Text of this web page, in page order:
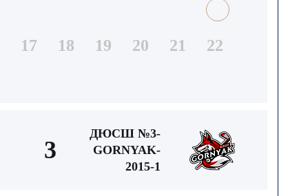
17 18 19 20 21
22
3
ДЮСШ №3-
GORNYAK-
2015-1